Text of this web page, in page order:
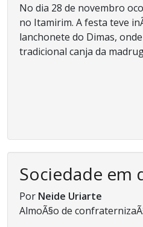
No dia 28 de novembro
no Itamirim. A festa teve
lanchonete do Dimas,
tradicional canja da
Sociedade em
Por Neide Uriarte
AlmoÃ§o de